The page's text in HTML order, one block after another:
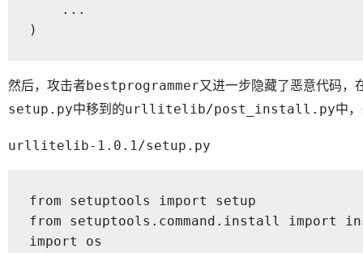
    ...
)
然后，攻击者bestprogrammer又进一步隐藏了恶意代码，
setup.py中移到的urllitelib/post_install.py中，
urllitelib-1.0.1/setup.py
from setuptools import setup
from setuptools.command.install import
import os